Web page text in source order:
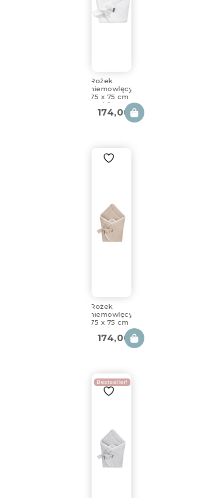
Rożek
niemowlęcy
75 x 75 cm
Cuddly
Muslin
174,00zł
Rożek
niemowlęcy
75 x 75 cm
Cuddly
Muslin
174,00zł
Bestseller!